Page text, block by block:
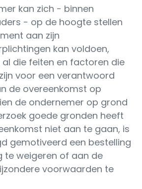
kan zich - binnen
- op de hoogte stellen
aan zijn
kan voldoen,
al die feiten en factoren die
voor een verantwoord
de overeenkomst op
de ondernemer op grond
goede gronden heeft
niet aan te gaan, is
gemotiveerd een bestelling
te weigeren of aan de
voorwaarden te